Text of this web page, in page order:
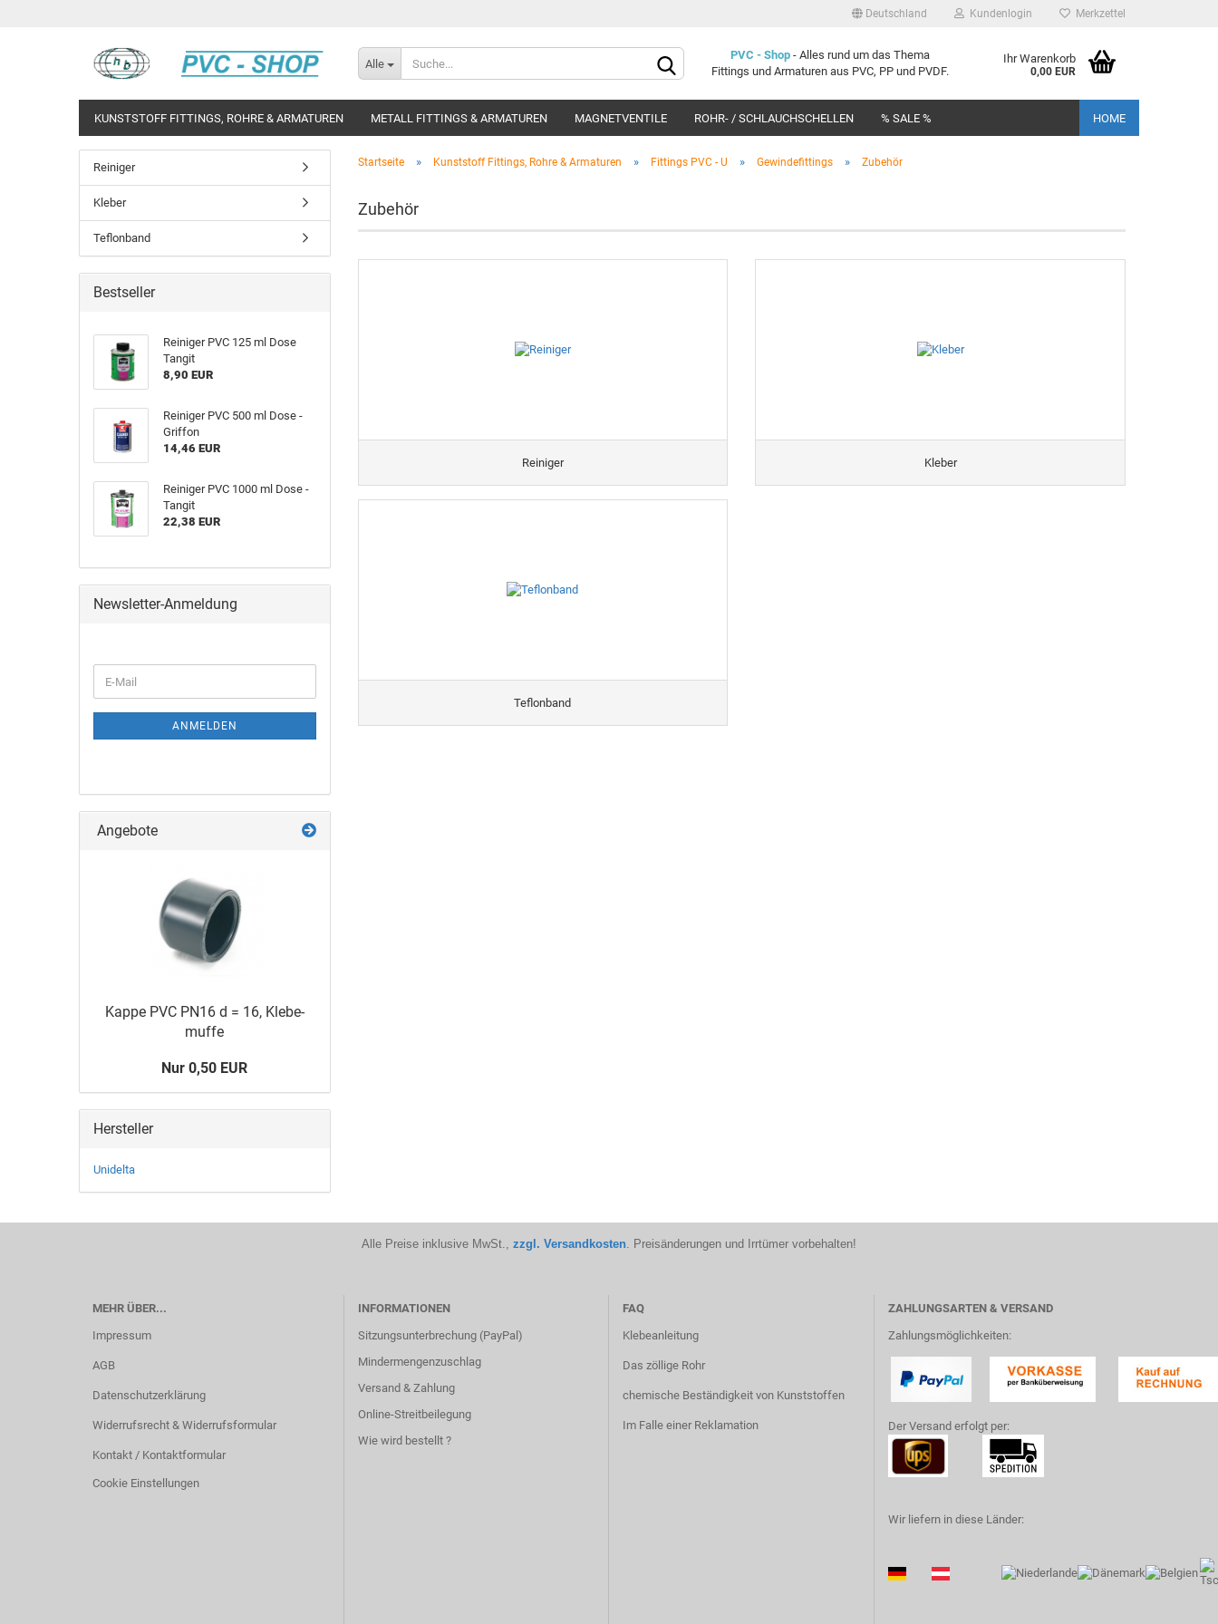
Deutschland
Lieferland
Kundenlogin
Konto erstellen
Merkzettel
Alle
PVC - Shop- Alles rund um das Thema
Fittings und Armaturen aus PVC, PP und PVDF.
Ihr Warenkorb
0,00 EUR
KUNSTSTOFF FITTINGS, ROHRE & ARMATUREN METALL FITTINGS & ARMATUREN MAGNETVENTILE ROHR- / SCHLAUCHSCHELLEN % SALE % HOME
Startseite » Kunststoff Fittings, Rohre & Armaturen » Fittings PVC - U » Gewindefittings » Zubehör
Zubehör
Reiniger Kleber
Teflonband
Reiniger
Kleber
Teflonband
Bestseller
Rei­ni­ger PVC 125 ml Dose
Tan­git
8,90 EUR
Rei­ni­ger PVC 500 ml Dose -
Grif­fon
14,46 EUR
Rei­ni­ger PVC 1000 ml Dose -
Tan­git
22,38 EUR
Newsletter-Anmeldung
ANMELDEN
Angebote
Kappe PVC PN16 d = 16, Kle­be­
muf­fe
Nur 0,50 EUR
Hersteller
Unidelta
Alle Preise inklusive MwSt., zzgl. Versandkosten. Preisänderungen und Irrtümer vorbehalten!
MEHR ÜBER...
Impressum
AGB
Datenschutzerklärung
Widerrufsrecht & Widerrufsformular
Kontakt / Kontaktformular
Cookie Einstellungen
INFORMATIONEN
Sitzungsunterbrechung (PayPal)
Mindermengenzuschlag
Versand & Zahlung
Online-Streitbeilegung
Wie wird bestellt ?
FAQ
Klebeanleitung
Das zöllige Rohr
chemische Beständigkeit von Kunststoffen
Im Falle einer Reklamation
ZAHLUNGSARTEN & VERSAND
Zahlungsmöglichkeiten:
Der Versand erfolgt per:
Wir liefern in diese Länder: